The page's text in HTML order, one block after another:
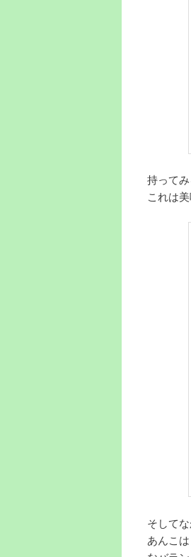
持って
これは
そして
あんこ